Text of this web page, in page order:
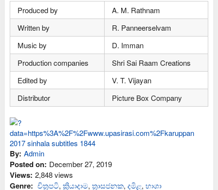
Produced by
A. M. Rathnam
Written by
R. Panneerselvam
Music by
D. Imman
Production companies
Shri Sai Raam Creations
Edited by
V. T. Vijayan
Distributor
Picture Box Company
By: Admin
Posted on: December 27, 2019
Views: 2,848 views
Genre: චිත්‍රපටි, ක්‍රියාදාම, ත්‍රාසජනක, දමිළ, භාශා